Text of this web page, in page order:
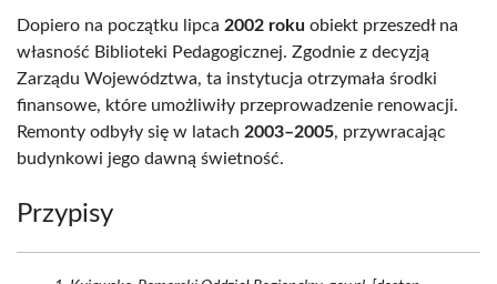
Dopiero na początku lipca 2002 roku obiekt przeszedł na
własność Biblioteki Pedagogicznej. Zgodnie z decyzją
Zarządu Województwa, ta instytucja otrzymała środki
finansowe, które umożliwiły przeprowadzenie renowacji.
Remonty odbyły się w latach 2003–2005, przywracając
budynkowi jego dawną świetność.
Przypisy